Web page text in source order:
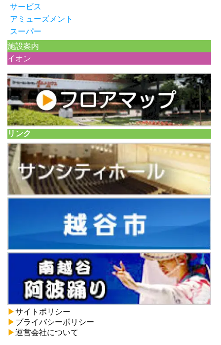
サービス
アミューズメント
スーパー
施設案内
イオン
リンク
▶サイトポリシー
▶ プライバシーポリシー
▶運営会社について